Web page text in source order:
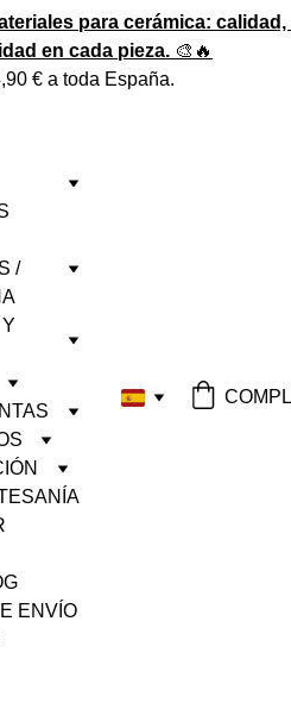
para cerámica: calidad,
en cada pieza. 🎨🔥
€ a toda España.
/
ENVÍO